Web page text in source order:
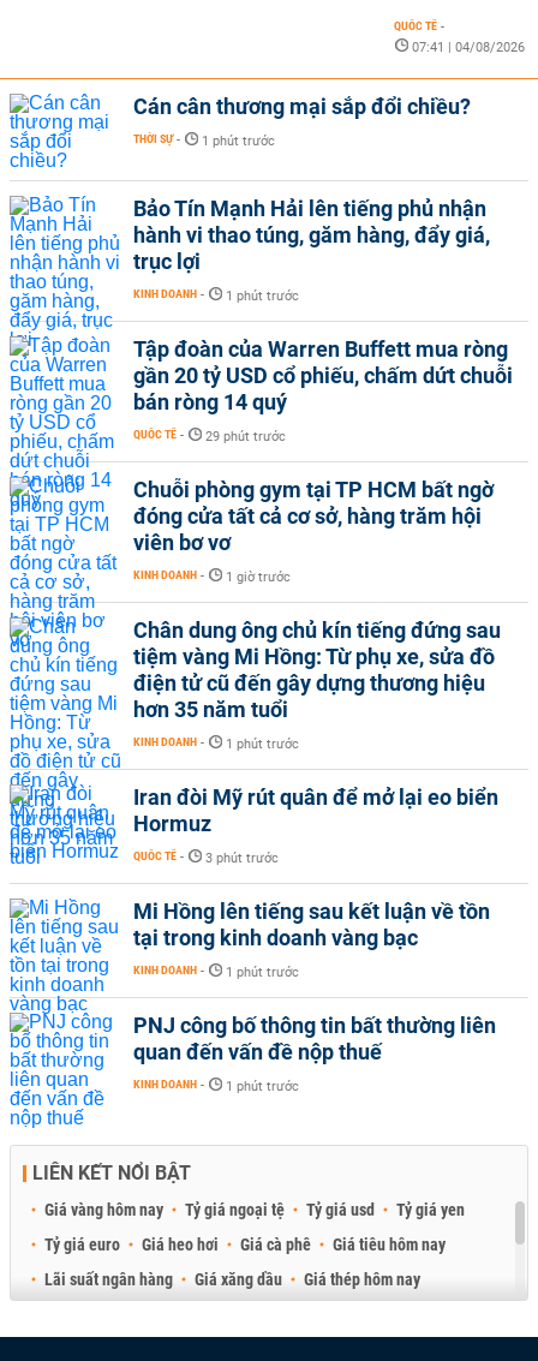
QUỐC TẾ -
07:41 | 04/08/2026
Cán cân thương mại sắp đổi chiều?
THỜI SỰ - 1 phút trước
Bảo Tín Mạnh Hải lên tiếng phủ nhận
hành vi thao túng, găm hàng, đẩy giá,
trục lợi
KINH DOANH - 1 phút trước
Tập đoàn của Warren Buffett mua ròng
gần 20 tỷ USD cổ phiếu, chấm dứt chuỗi
bán ròng 14 quý
QUỐC TẾ - 29 phút trước
Chuỗi phòng gym tại TP HCM bất ngờ
đóng cửa tất cả cơ sở, hàng trăm hội
viên bơ vơ
KINH DOANH - 1 giờ trước
Chân dung ông chủ kín tiếng đứng sau
tiệm vàng Mi Hồng: Từ phụ xe, sửa đồ
điện tử cũ đến gây dựng thương hiệu
hơn 35 năm tuổi
KINH DOANH - 1 phút trước
Iran đòi Mỹ rút quân để mở lại eo biển
Hormuz
QUỐC TẾ - 3 phút trước
Mi Hồng lên tiếng sau kết luận về tồn
tại trong kinh doanh vàng bạc
KINH DOANH - 1 phút trước
PNJ công bố thông tin bất thường liên
quan đến vấn đề nộp thuế
KINH DOANH - 1 phút trước
LIÊN KẾT NỔI BẬT
Giá vàng hôm nay Tỷ giá ngoại tệ Tỷ giá usd
Tỷ giá yen
Tỷ giá euro
Giá heo hơi Giá cà phê
Giá tiêu hôm nay
Lãi suất ngân hàng
Giá xăng dầu
Giá thép hôm nay